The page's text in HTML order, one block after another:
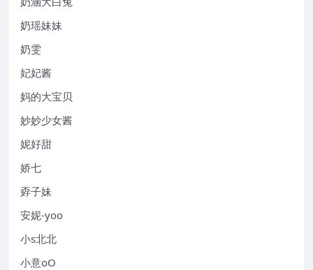
奶瑶妹妹
奶雯
妃妃酱
妈的大宝贝
妙妙少女酱
妮好甜
娇七
孬子妹
安妮-yoo
小s北北
小意oO